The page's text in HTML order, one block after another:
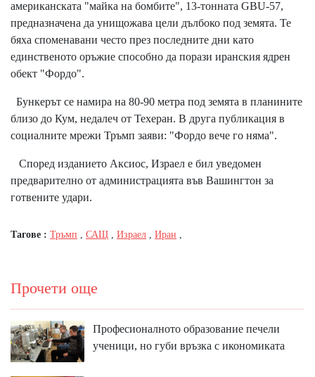
американската "майка на бомбите", 13-тонната GBU-57,
предназначена да унищожава цели дълбоко под земята. Те
бяха споменавани често през последните дни като
единственото оръжие способно да порази иранския ядрен
обект "Фордо".
Бункерът се намира на 80-90 метра под земята в планините
близо до Кум, недалеч от Техеран. В друга публикация в
социалните мрежи Тръмп заяви: "Фордо вече го няма".
Според изданието Аксиос, Израел е бил уведомен
предварително от администрацията във Вашингтон за
готвените удари.
Тагове : Тръмп , САЩ , Израел , Иран ,
Прочети още
Професионалното образование печели
ученици, но губи връзка с икономиката